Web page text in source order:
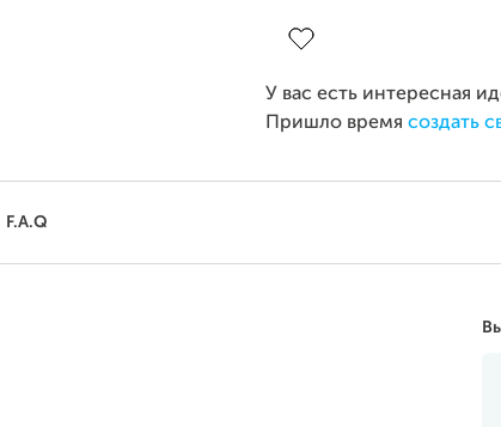
У вас есть интересная
Пришло время создать
F.A.Q